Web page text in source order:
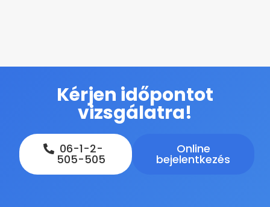
Kérjen időpontot
vizsgálatra!
06-1-2-
505-505
Online
bejelentkezés